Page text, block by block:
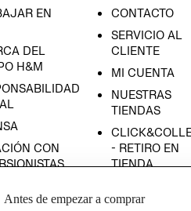
EN
DEL
H&M
CON
CONTACTO
SERVICIO AL
CLIENTE
MI CUENTA
NUESTRAS
TIENDAS
- RETIRO EN
TIENDA
CONDICIONES
Antes de empezar a comprar